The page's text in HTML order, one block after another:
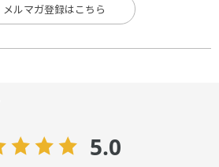
メルマガ登録はこちら
5.0